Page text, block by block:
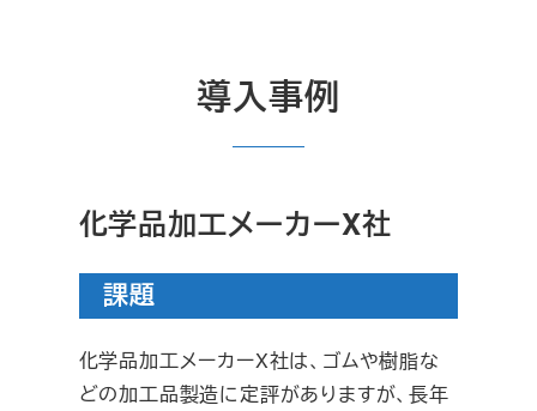
導入事例
化学品加工メーカーX社
課題
化学品加工メーカーX社は、ゴムや樹脂な
どの加工品製造に定評がありますが、長年